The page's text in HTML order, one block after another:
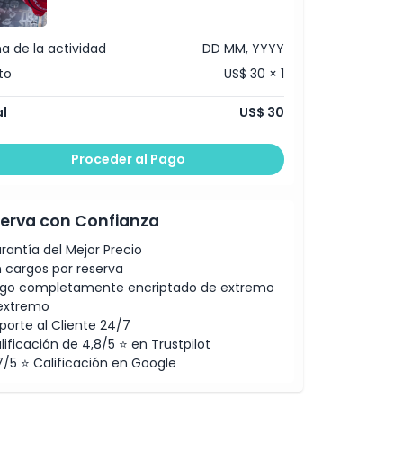
de la actividad
DD MM, YYYY
US$ 30 × 1
US$ 30
Proceder al Pago
con Confianza
del Mejor Precio
cargos por reserva
completamente encriptado de extremo
al Cliente 24/7
de 4,8/5 ⭐ en Trustpilot
5 ⭐ Calificación en Google